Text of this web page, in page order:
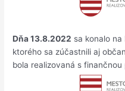
Dňa 13.8.2022 sa konalo na
ktorého sa zúčastnili aj
bola realizovaná s